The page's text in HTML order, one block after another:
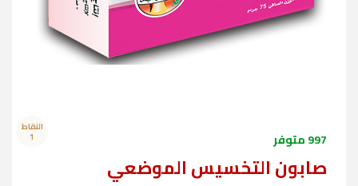
النقاط
1 997 متوفر
صابون التخسيس الموضعي